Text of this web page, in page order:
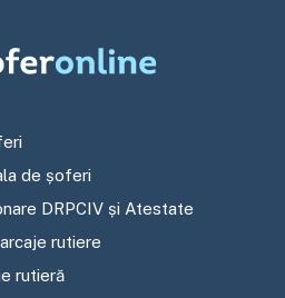
de șoferi
DRPCIV și Atestate
rutiere
rutieră